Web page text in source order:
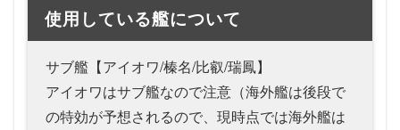
使用している艦について
サブ艦【アイオワ/榛名/比叡/瑞鳳】
アイオワはサブ艦なので注意（海外艦は後段で
の特効が予想されるので、現時点では海外艦は